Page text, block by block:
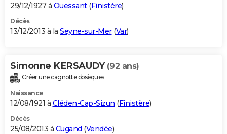
29/12/1927 à Ouessant(Finistère)
Décès
13/12/2013 à la Seyne-sur-Mer(Var)
Simonne KERSAUDY (92 ans)
Créer une cagnotte obsèques
Naissance
12/08/1921 à Cléden-Cap-Sizun (Finistère)
Décès
25/08/2013 à Cugand (Vendée)